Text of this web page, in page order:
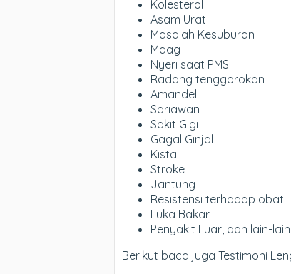
Kolesterol
Asam Urat
Masalah Kesuburan
Maag
Nyeri saat PMS
Radang tenggorokan
Amandel
Sariawan
Sakit Gigi
Gagal Ginjal
Kista
Stroke
Jantung
Resistensi terhadap obat
Luka Bakar
Penyakit Luar, dan lain-lain
Berikut baca juga Testimoni